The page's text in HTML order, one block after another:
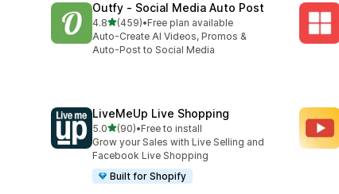
Outfy ‑ Social Media Auto Post
4.8별 5개 중
(459)
총 리뷰 459개
•Free plan available
Auto-Create AI Videos, Promos &
Auto-Post to Social Media
LiveMeUp Live Shopping
5.0별 5개 중
(90)
총 리뷰 90개
•Free to install
Grow your Sales with Live Selling and
Facebook Live Shopping
Built for Shopify